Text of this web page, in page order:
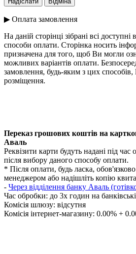
▶ Оплата замовлення
На даній сторінці зібрані всі
способи оплати. Сторінка носить
призначена для того, щоб Ви могли
можливих варіантів оплати.
замовлення, будь-яким з цих
розміщення.
Переказ грошових коштів на
Аваль
Реквізити карти будуть надані під
після вибору даного способу оплати.
* Після оплати, будь ласка, обов'язково
менеджером або надішліть копію
- Через відділення банку Аваль
Час обробки: до 3х годин на
Комісія шлюзу: відсутня
Комісія інтернет-магазину: 0.00% +